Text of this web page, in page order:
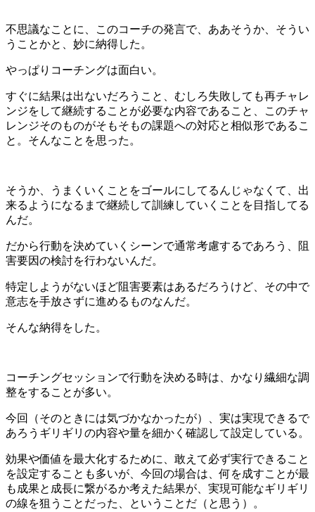
不思議なことに、このコーチの発言で、ああそうか、そうい
うことかと、妙に納得した。
やっぱりコーチングは面白い。
すぐに結果は出ないだろうこと、むしろ失敗しても再チャレ
ンジをして継続することが必要な内容であること、このチャ
レンジそのものがそもそもの課題への対応と相似形であるこ
と。そんなことを思った。
そうか、うまくいくことをゴールにしてるんじゃなくて、出
来るようになるまで継続して訓練していくことを目指してる
んだ。
だから行動を決めていくシーンで通常考慮するであろう、阻
害要因の検討を行わないんだ。
特定しようがないほど阻害要素はあるだろうけど、その中で
意志を手放さずに進めるものなんだ。
そんな納得をした。
コーチングセッションで行動を決める時は、かなり繊細な調
整をすることが多い。
今回（そのときには気づかなかったが）、実は実現できるで
あろうギリギリの内容や量を細かく確認して設定している。
効果や価値を最大化するために、敢えて必ず実行できること
を設定することも多いが、今回の場合は、何を成すことが最
も成果と成長に繋がるか考えた結果が、実現可能なギリギリ
の線を狙うことだった、ということだ（と思う）。